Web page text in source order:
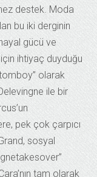
destek. Moda
bu iki derginin
gücü ve
ihtiyaç duyduğu
olarak
ile bir
pek çok çarpıcı
sosyal
tam olarak